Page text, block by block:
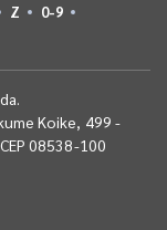
Z 0-9
Koike, 499 -
08538-100